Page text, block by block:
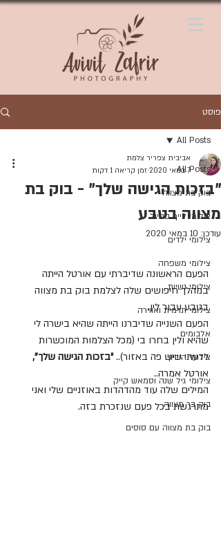
פוסט
All Posts
בוק בת מצווה
צילומי לייף סטייל
צילומי ילדים
צילומי משפחה
צילומי נשיות
צילומי תדמית ואווירה
אלבומים
צילומי היריון
צילומי גיל שנה וסמאש קייק
בוק בר מצווה
בוק בת מצווה עם סוסים
All Posts
"בזכות הגישה שלך" - בוק בת
מצווה בטבע
אביבית צפריר צלמת
7 במאי 2020
זמן קריאה 1 דקות
עודכן: 10 במאי 2020
הפעם הראשונה שדיברתי עם אורטל הייתה
במהלך חיפושים שלה לצלמת בוק בת מצווה
בטבע עבור לין.
הפעם השנייה שדיברנו הייתה שהיא בישרה לי
שהיא ולין בחרו בי (מכל הצלמות המוכשרות
לדעתי שיש פה באזור).. "בזכות הגישה שלך",
אורטל אמרה..
המילים שלה עוד מהדהדות באוזניים שלי ואני
מתרגשת בכל פעם שנזכרת בזה.